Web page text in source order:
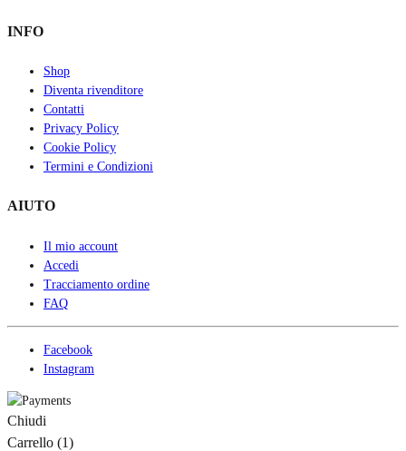
INFO
Shop
Diventa rivenditore
Contatti
Privacy Policy
Cookie Policy
Termini e Condizioni
AIUTO
Il mio account
Accedi
Tracciamento ordine
FAQ
Facebook
Instagram
Chiudi
Carrello (1)